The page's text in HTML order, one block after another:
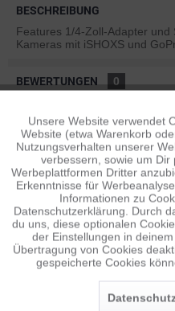
BESCHREIBUNG
Features 1/4-Zoll-Adapter und
Kameras mit iSHOXS und
BEWERTUNGEN
0
ÄHNLICHE ARTIKEL
Diese Artikel sind dem
Persönliche Empfehlungen
Funktionale
Tracking
Personalisierung
Service
Unsere Website verwendet
Website (etwa Warenkorb
Nutzungsverhalten unserer
verbessern, sowie um Dir
Werbeplattformen Dritter
Erkenntnisse für
Informationen zu
Datenschutzerklärung. Durch
du uns, diese optionalen
der Einstellungen in
Übertragung von Cookies
gespeicherte Cookies